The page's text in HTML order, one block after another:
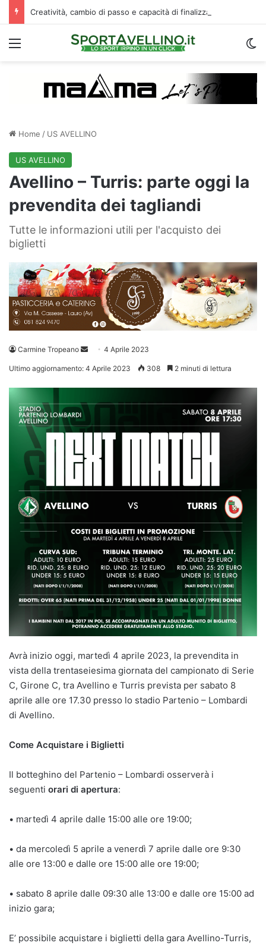
Menu
Home / US AVELLINO
US AVELLINO
Avellino – Turris: parte oggi la
prevendita dei tagliandi
Tutte le informazioni utili per l'acquisto dei
biglietti
Carmine Tropeano
Invia 4 Aprile 2023
Ultimo aggiornamento: 4 Aprile 2023 308 2 minuti di lettura
Avrà inizio oggi, martedì 4 aprile 2023, la prevendita in
vista della trentaseiesima giornata del campionato di Serie
C, Girone C, tra Avellino e Turris prevista per sabato 8
aprile alle ore 17.30 presso lo stadio Partenio – Lombardi
di Avellino.
Come Acquistare i Biglietti
Il botteghino del Partenio – Lombardi osserverà i
seguenti orari di apertura:
• martedì 4 aprile dalle 15:00 alle ore 19:00;
• da mercoledì 5 aprile a venerdì 7 aprile dalle ore 9:30
alle ore 13:00 e dalle ore 15:00 alle ore 19:00;
• sabato 8 aprile dalle 09:30 alle 13:00 e dalle ore 15:00 ad
inizio gara;
E’ possibile acquistare i biglietti della gara Avellino-Turris,